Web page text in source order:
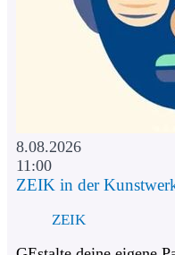
8.08.2026
11:00
ZEIK in der
ZEIK